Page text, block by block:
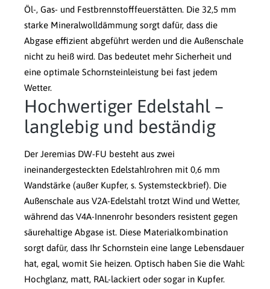
Öl-, Gas- und Festbrennstofffeuerstätten. Die 32,5 mm
starke Mineralwolldämmung sorgt dafür, dass die
Abgase effizient abgeführt werden und die Außenschale
nicht zu heiß wird. Das bedeutet mehr Sicherheit und
eine optimale Schornsteinleistung bei fast jedem
Wetter.
Hochwertiger Edelstahl –
langlebig und beständig
Der Jeremias DW-FU besteht aus zwei
ineinandergesteckten Edelstahlrohren mit 0,6 mm
Wandstärke (außer Kupfer, s. Systemsteckbrief). Die
Außenschale aus V2A-Edelstahl trotzt Wind und Wetter,
während das V4A-Innenrohr besonders resistent gegen
säurehaltige Abgase ist. Diese Materialkombination
sorgt dafür, dass Ihr Schornstein eine lange Lebensdauer
hat, egal, womit Sie heizen. Optisch haben Sie die Wahl:
Hochglanz, matt, RAL-lackiert oder sogar in Kupfer.